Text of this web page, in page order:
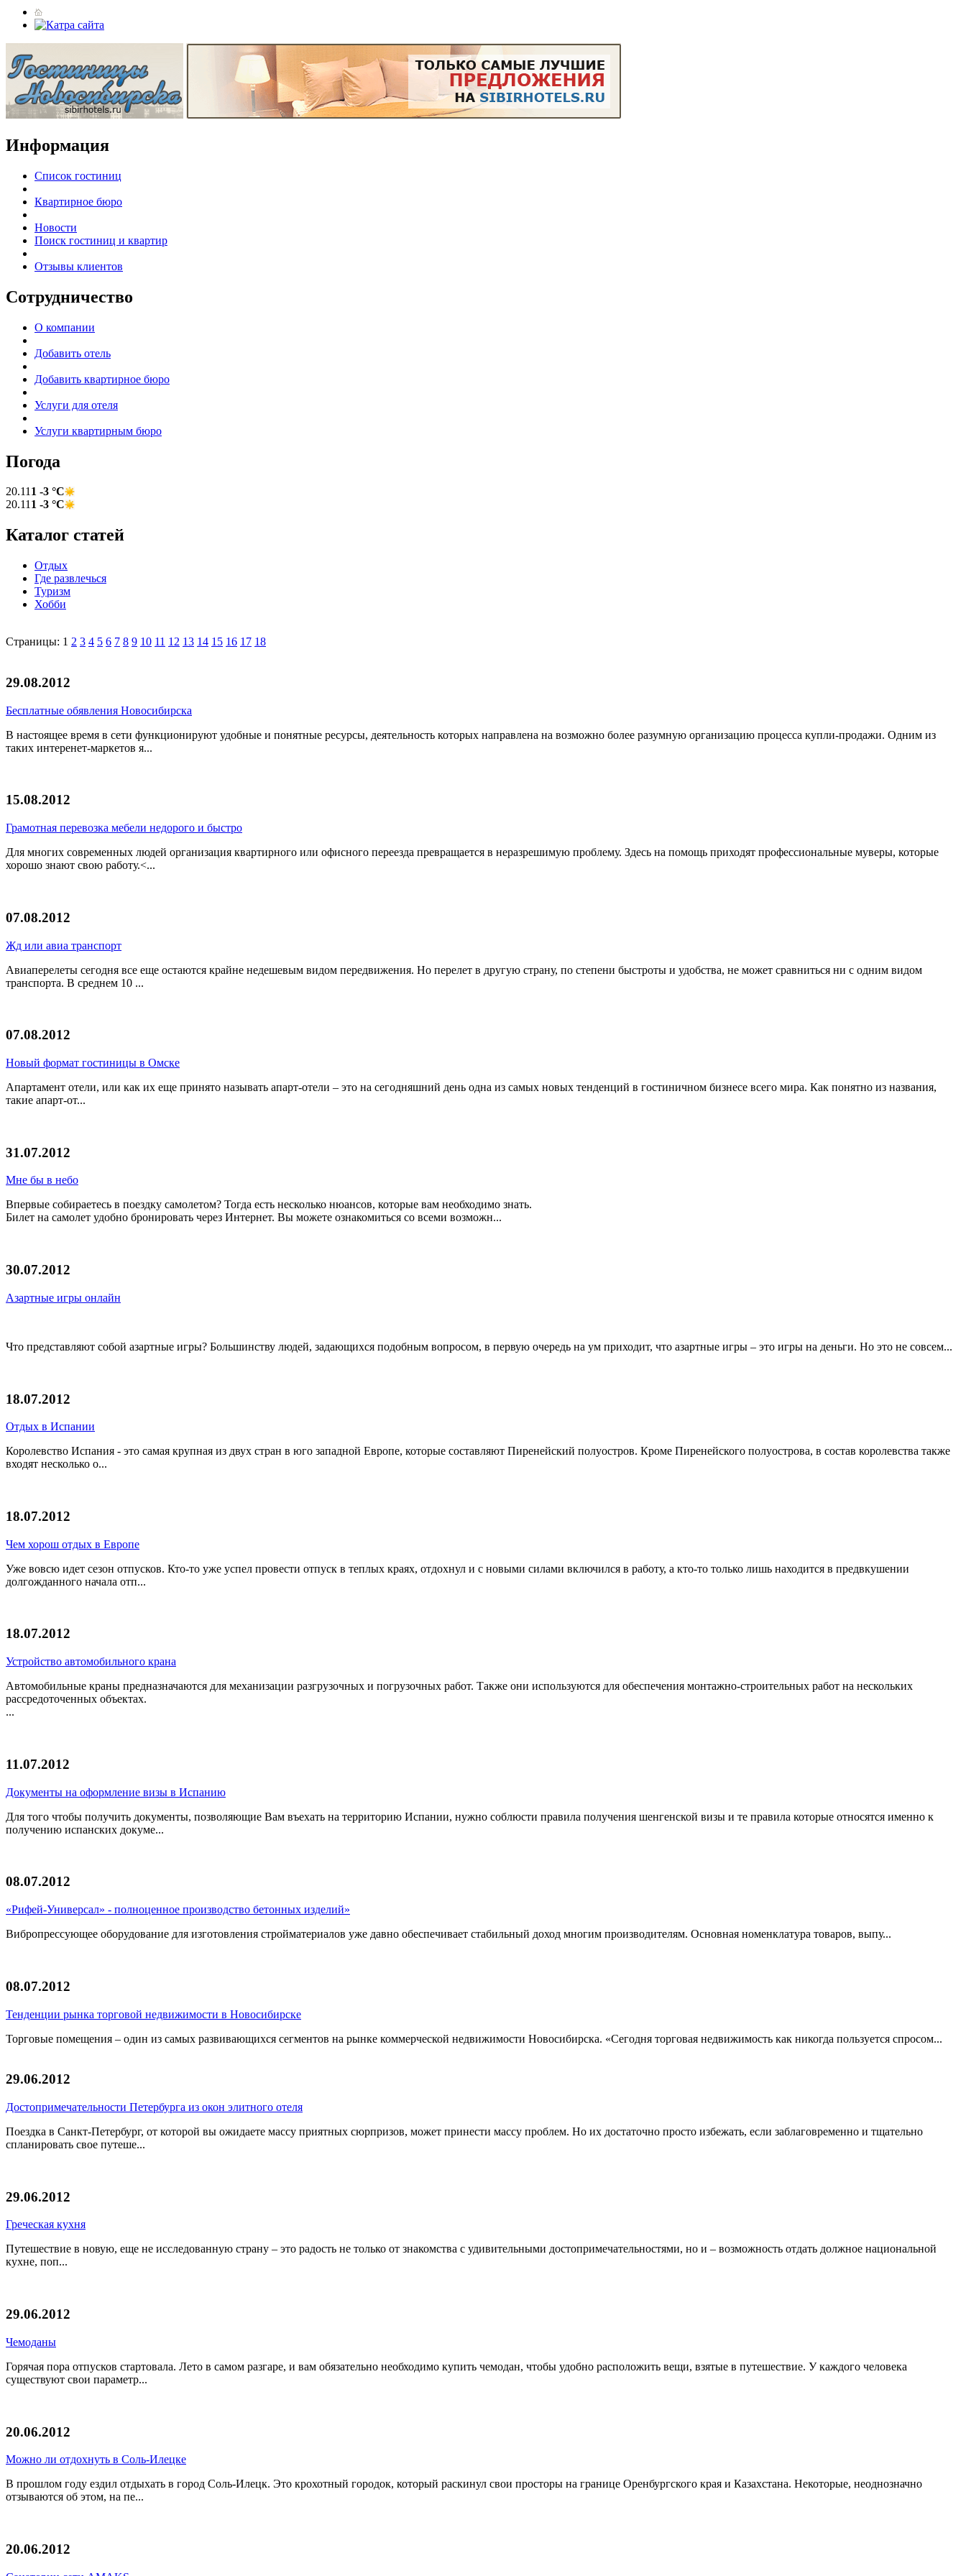
Информация
Список гостиниц
Квартирное бюро
Новости
Поиск гостиниц и квартир
Отзывы клиентов
Сотрудничество
О компании
Добавить отель
Добавить квартирное бюро
Услуги для отеля
Услуги квартирным бюро
Погода
20.111 -3 °C
20.111 -3 °C
Каталог статей
Отдых
Где развлечься
Туризм
Хобби
Страницы: 1 2 3 4 5 6 7 8 9 10 11 12 13 14 15 16 17 18
29.08.2012
Бесплатные обявления Новосибирска
В настоящее время в сети функционируют удобные и понятные ресурсы, деятельность которых направлена на возможно более разумную организацию процесса купли-продажи. Одним из
таких интеренет-маркетов я...
15.08.2012
Грамотная перевозка мебели недорого и быстро
Для многих современных людей организация квартирного или офисного переезда превращается в неразрешимую проблему. Здесь на помощь приходят профессиональные муверы, которые
хорошо знают свою работу.<...
07.08.2012
Жд или авиа транспорт
Авиаперелеты сегодня все еще остаются крайне недешевым видом передвижения. Но перелет в другую страну, по степени быстроты и удобства, не может сравниться ни с одним видом
транспорта. В среднем 10 ...
07.08.2012
Новый формат гостиницы в Омске
Апартамент отели, или как их еще принято называть апарт-отели – это на сегодняшний день одна из самых новых тенденций в гостиничном бизнесе всего мира. Как понятно из названия,
такие апарт-от...
31.07.2012
Мне бы в небо
Впервые собираетесь в поездку самолетом? Тогда есть несколько нюансов, которые вам необходимо знать.
Билет на самолет удобно бронировать через Интернет. Вы можете ознакомиться со всеми возможн...
30.07.2012
Азартные игры онлайн
Что представляют собой азартные игры? Большинству людей, задающихся подобным вопросом, в первую очередь на ум приходит, что азартные игры – это игры на деньги. Но это не совсем...
18.07.2012
Отдых в Испании
Королевство Испания - это самая крупная из двух стран в юго западной Европе, которые составляют Пиренейский полуостров. Кроме Пиренейского полуострова, в состав королевства также
входят несколько о...
18.07.2012
Чем хорош отдых в Европе
Уже вовсю идет сезон отпусков. Кто-то уже успел провести отпуск в теплых краях, отдохнул и с новыми силами включился в работу, а кто-то только лишь находится в предвкушении
долгожданного начала отп...
18.07.2012
Устройство автомобильного крана
Автомобильные краны предназначаются для механизации разгрузочных и погрузочных работ. Также они используются для обеспечения монтажно-строительных работ на нескольких
рассредоточенных объектах.
...
11.07.2012
Документы на оформление визы в Испанию
Для того чтобы получить документы, позволяющие Вам въехать на территорию Испании, нужно соблюсти правила получения шенгенской визы и те правила которые относятся именно к
получению испанских докуме...
08.07.2012
«Рифей-Универсал» - полноценное производство бетонных изделий»
Вибропрессующее оборудование для изготовления стройматериалов уже давно обеспечивает стабильный доход многим производителям. Основная номенклатура товаров, выпу...
08.07.2012
Тенденции рынка торговой недвижимости в Новосибирске
Торговые помещения – один из самых развивающихся сегментов на рынке коммерческой недвижимости Новосибирска. «Сегодня торговая недвижимость как никогда пользуется спросом...
29.06.2012
Достопримечательности Петербурга из окон элитного отеля
Поездка в Санкт-Петербург, от которой вы ожидаете массу приятных сюрпризов, может принести массу проблем. Но их достаточно просто избежать, если заблаговременно и тщательно
спланировать свое путеше...
29.06.2012
Греческая кухня
Путешествие в новую, еще не исследованную страну – это радость не только от знакомства с удивительными достопримечательностями, но и – возможность отдать должное национальной
кухне, поп...
29.06.2012
Чемоданы
Горячая пора отпусков стартовала. Лето в самом разгаре, и вам обязательно необходимо купить чемодан, чтобы удобно расположить вещи, взятые в путешествие. У каждого человека
существуют свои параметр...
20.06.2012
Можно ли отдохнуть в Соль-Илецке
В прошлом году ездил отдыхать в город Соль-Илецк. Это крохотный городок, который раскинул свои просторы на границе Оренбургского края и Казахстана. Некоторые, неоднозначно
отзываются об этом, на пе...
20.06.2012